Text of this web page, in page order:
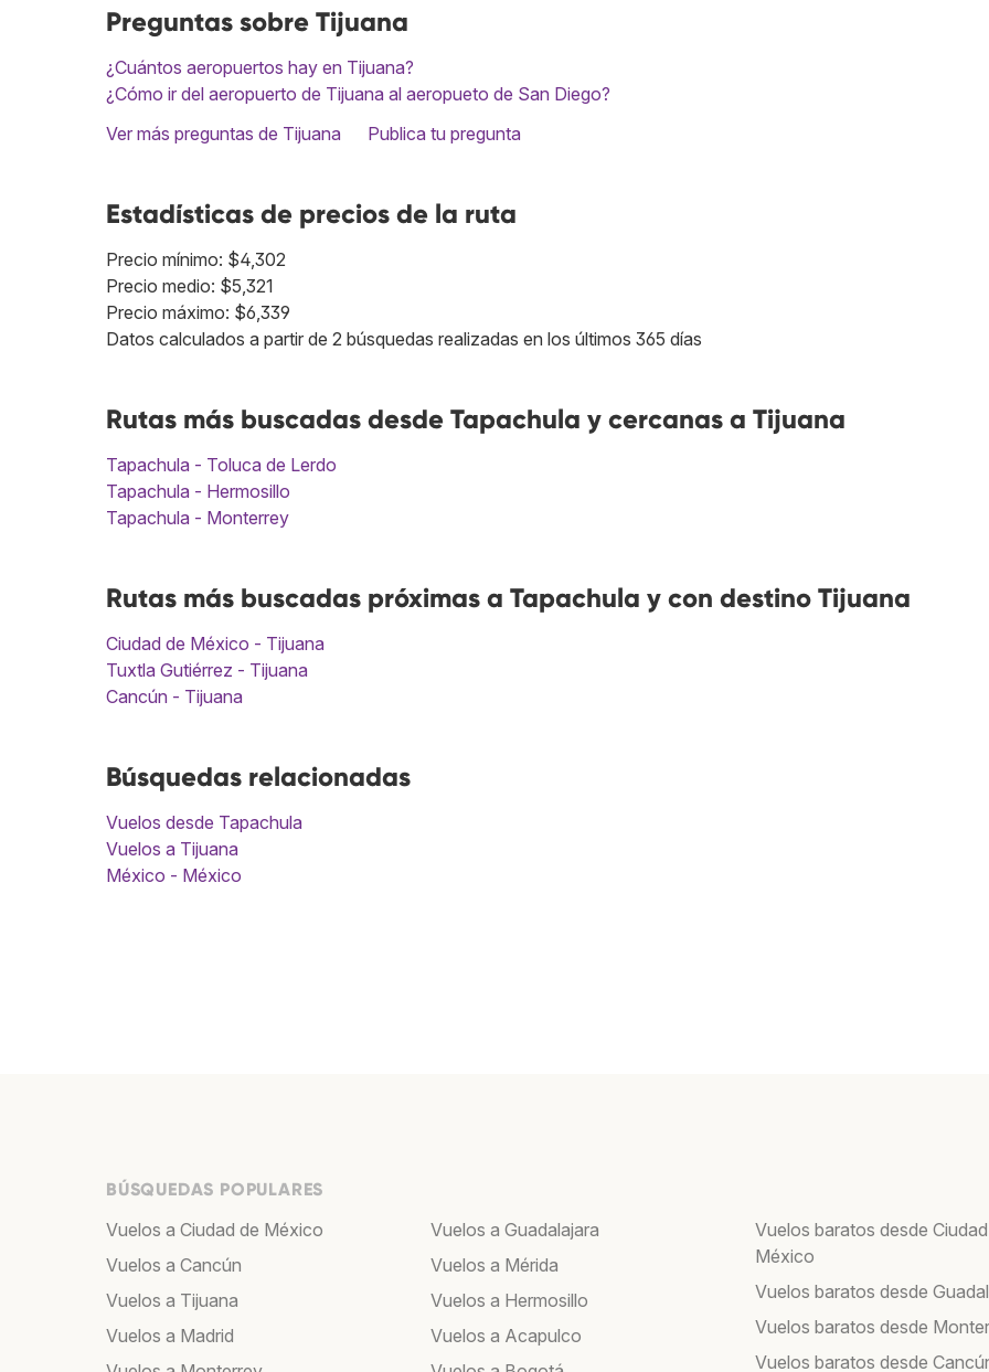
Preguntas sobre Tijuana
¿Cuántos aeropuertos hay en Tijuana?
¿Cómo ir del aeropuerto de Tijuana al aeropueto de San Diego?
Ver más preguntas de Tijuana
Publica tu pregunta
Estadísticas de precios de la ruta
Precio mínimo: $4,302
Precio medio: $5,321
Precio máximo: $6,339
Datos calculados a partir de 2 búsquedas realizadas en los últimos 365 días
Rutas más buscadas desde Tapachula y cercanas a Tijuana
Tapachula - Toluca de Lerdo
Tapachula - Hermosillo
Tapachula - Monterrey
Rutas más buscadas próximas a Tapachula y con destino Tijuana
Ciudad de México - Tijuana
Tuxtla Gutiérrez - Tijuana
Cancún - Tijuana
Búsquedas relacionadas
Vuelos desde Tapachula
Vuelos a Tijuana
México - México
BÚSQUEDAS POPULARES
Vuelos a Ciudad de México
Vuelos a Cancún
Vuelos a Tijuana
Vuelos a Madrid
Vuelos a Guadalajara
Vuelos a Mérida
Vuelos a Hermosillo
Vuelos a Acapulco
Vuelos baratos desde
México
Vuelos baratos desde
Vuelos baratos desde
Vuelos baratos desde